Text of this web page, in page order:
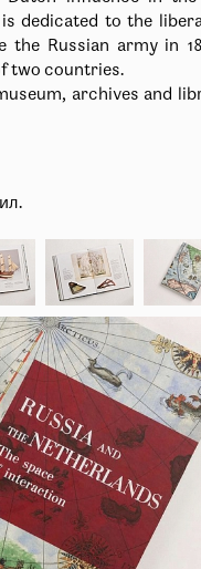
dedicated to the
the Russian army in
two countries.
archives and